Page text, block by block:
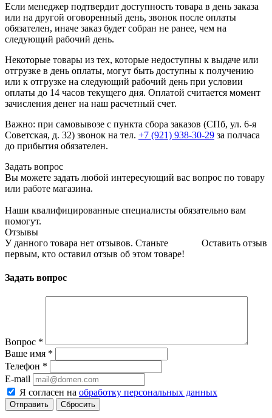
Если менеджер подтвердит доступность товара в день заказа
или на другой оговоренный день, звонок после оплаты
обязателен, иначе заказ будет собран не ранее, чем на
следующий рабочий день.
Некоторые товары из тех, которые недоступны к выдаче или
отгрузке в день оплаты, могут быть доступны к получению
или к отгрузке на следующий рабочий день при условии
оплаты до 14 часов текущего дня. Оплатой считается момент
зачисления денег на наш расчетный счет.
Важно: при самовывозе с пункта сборa заказов (СПб, ул. 6-я
Советская, д. 32) звонок на тел. +7 (921) 938-30-29 за полчаса
до прибытия обязателен.
Задать вопрос
Вы можете задать любой интересующий вас вопрос по товару
или работе магазина.
Наши квалифицированные специалисты обязательно вам
помогут.
Отзывы
Оставить отзыв
У данного товара нет отзывов. Станьте
первым, кто оставил отзыв об этом товаре!
Задать вопрос
Вопрос *
Ваше имя *
Телефон *
E-mail
Я согласен на обработку персональных данных
Сбросить